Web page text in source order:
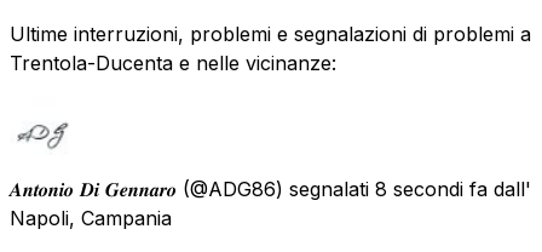
Ultime interruzioni, problemi e segnalazioni di problemi a
Trentola-Ducenta e nelle vicinanze:
𝑨𝒏𝒕𝒐𝒏𝒊𝒐 𝑫𝒊 𝑮𝒆𝒏𝒏𝒂𝒓𝒐 (@ADG86) segnalati 8 secondi fa dall'
Napoli, Campania